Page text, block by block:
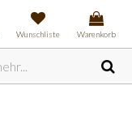
Wunschliste Warenkorb